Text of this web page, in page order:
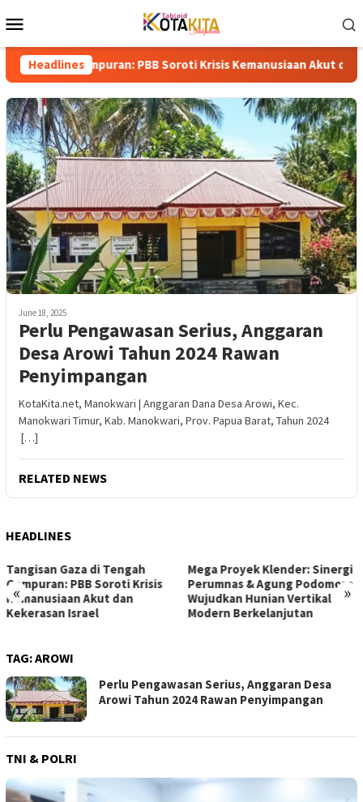
to
Menu
Headlines
Gempuran: PBB Soroti Krisis Kemanusiaan Akut dan Kekerasan
June 18, 2025
Perlu Pengawasan Serius, Anggaran
Desa Arowi Tahun 2024 Rawan
Penyimpangan
KotaKita.net, Manokwari | Anggaran Dana Desa Arowi, Kec.
Manokwari Timur, Kab. Manokwari, Prov. Papua Barat, Tahun 2024
[…]
RELATED NEWS
HEADLINES
« »
Mega Proyek Klender: Sinergi
Perumnas & Agung Podomoro
Wujudkan Hunian Vertikal
Modern Berkelanjutan
Dari Ambang Putus Sekolah
ke Gerbang Beasiswa: Kisah
Inspiratif Anna di Sekolah
Rakyat
TAG:AROWI
Perlu Pengawasan Serius, Anggaran Desa
Arowi Tahun 2024 Rawan Penyimpangan
TNI & POLRI